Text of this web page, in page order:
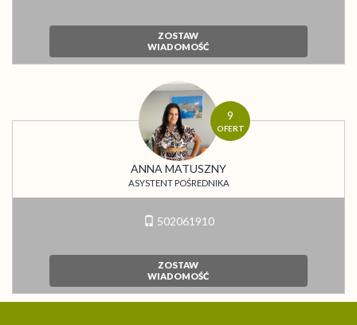
ZOSTAW
WIADOMOŚĆ
9
OFERT
ANNA MATUSZNY
ASYSTENT POŚREDNIKA
502061910
ZOSTAW
WIADOMOŚĆ